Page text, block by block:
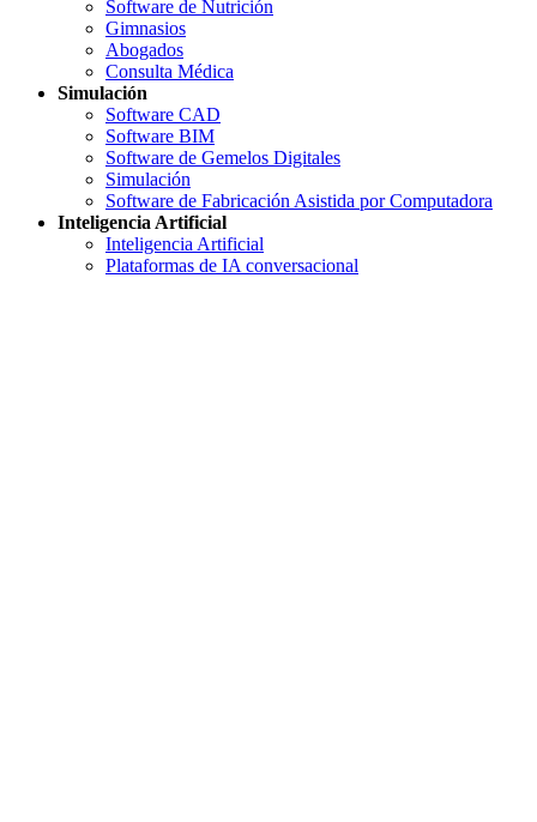
Software de Nutrición
Gimnasios
Abogados
Consulta Médica
Simulación
Software CAD
Software BIM
Software de Gemelos Digitales
Simulación
Software de Fabricación Asistida por Computadora
Inteligencia Artificial
Inteligencia Artificial
Plataformas de IA conversacional